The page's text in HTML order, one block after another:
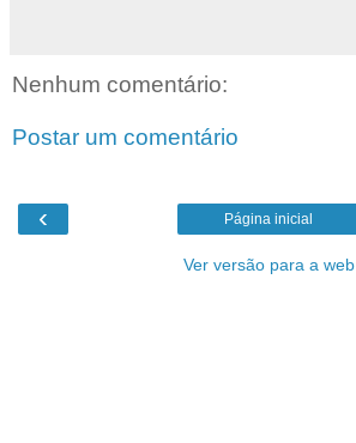
Nenhum comentário:
Postar um comentário
‹ Página inicial
Ver versão para a web